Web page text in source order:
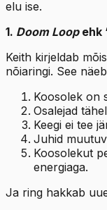
elu ise.
1. Doom Loopehk
Keith kirjeldab
nõiaringi. See
Koosolek on
Osalejad
Keegi ei tee
Juhid
Koosolekut
energiaga.
Ja ring hakkab